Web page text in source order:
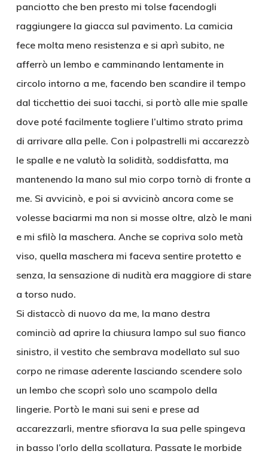
panciotto che ben presto mi tolse facendogli
raggiungere la giacca sul pavimento. La camicia
fece molta meno resistenza e si aprì subito, ne
afferrò un lembo e camminando lentamente in
circolo intorno a me, facendo ben scandire il tempo
dal ticchettio dei suoi tacchi, si portò alle mie spalle
dove poté facilmente togliere l’ultimo strato prima
di arrivare alla pelle. Con i polpastrelli mi accarezzò
le spalle e ne valutò la solidità, soddisfatta, ma
mantenendo la mano sul mio corpo tornò di fronte a
me. Si avvicinò, e poi si avvicinò ancora come se
volesse baciarmi ma non si mosse oltre, alzò le mani
e mi sfilò la maschera. Anche se copriva solo metà
viso, quella maschera mi faceva sentire protetto e
senza, la sensazione di nudità era maggiore di stare
a torso nudo.
Si distaccò di nuovo da me, la mano destra
cominciò ad aprire la chiusura lampo sul suo fianco
sinistro, il vestito che sembrava modellato sul suo
corpo ne rimase aderente lasciando scendere solo
un lembo che scoprì solo uno scampolo della
lingerie. Portò le mani sui seni e prese ad
accarezzarli, mentre sfiorava la sua pelle spingeva
in basso l’orlo della scollatura. Passate le morbide